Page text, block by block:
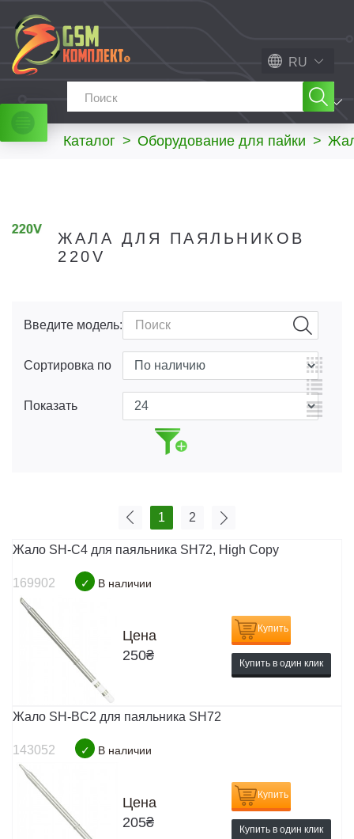
RU
МЕНЮ
Каталог > Оборудование для пайки >
ЖАЛА ДЛЯ ПАЯЛЬНИКОВ
220V
Введите модель:
Сортировка по
Показать
1 2
Жало SH-C4 для паяльника SH72, High Copy
169902 ✓ В наличии
Цена
250₴
Купить
Купить в один клик
Жало SH-BC2 для паяльника SH72
143052 ✓ В наличии
Цена
205₴
Купить
Купить в один клик